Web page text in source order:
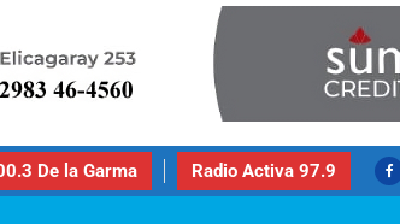
De la Garma Radio Activa 97.9